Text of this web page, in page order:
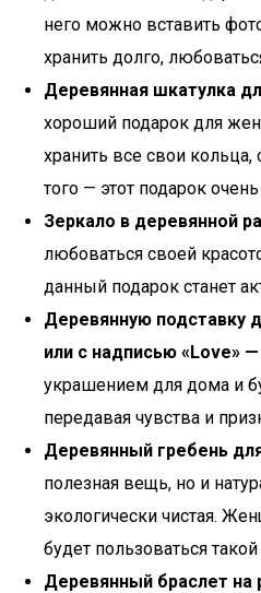
него можно вставить
хранить долго,
Деревянная шкатулка
хороший подарок для
хранить все свои
того — этот подарок
Зеркало в деревянной
любоваться своей
данный подарок станет
Деревянную подставку
или с надписью «Love» —
украшением для дома и
передавая чувства и
Деревянный гребень
полезная вещь, но и
экологически чистая.
будет пользоваться
Деревянный браслет на